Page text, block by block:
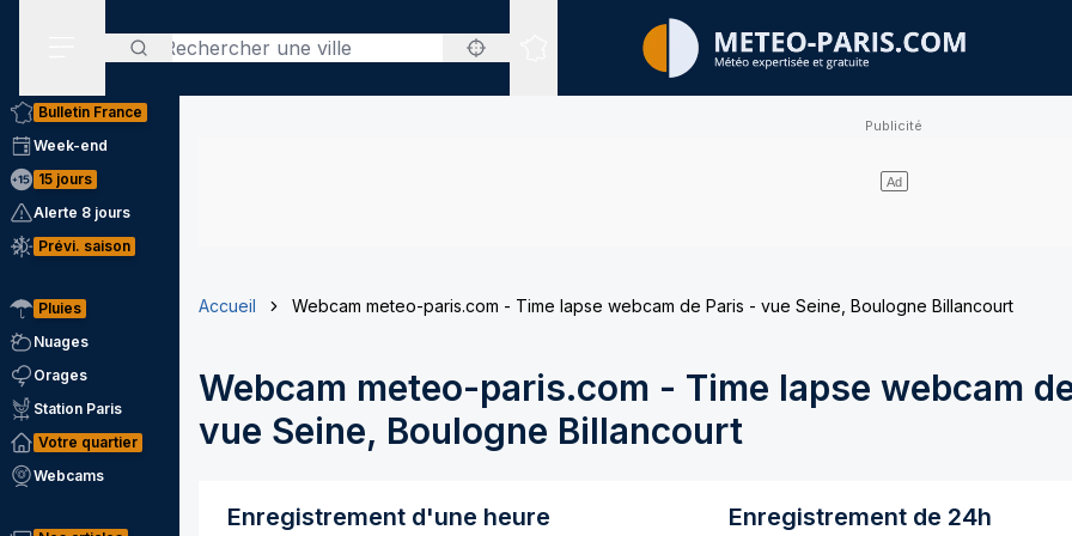
Rechercher
Sites expertisés
Bulletin France
Week-end
15 jours
Alerte 8 jours
Prévi. saison
Pluies
Nuages
Orages
Station Paris
Votre quartier
Webcams
Accueil Webcam meteo-paris.com - Time lapse webcam de Paris - vue Seine, Boulogne Billancourt
Webcam meteo-paris.com - Time lapse webcam
vue Seine, Boulogne Billancourt
Enregistrement d'une heure Enregistrement de 24h